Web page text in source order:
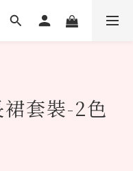
套裝-2色